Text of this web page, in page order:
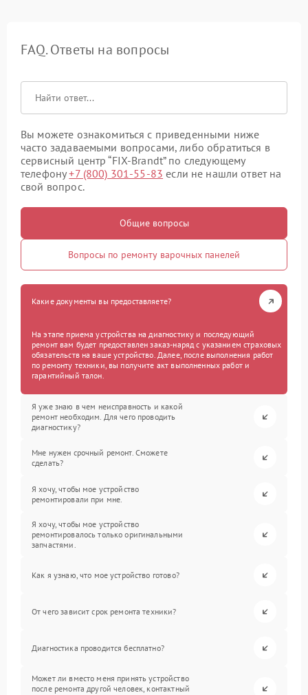
FAQ. Ответы на вопросы
Вы можете ознакомиться с приведенными ниже
часто задаваемыми вопросами, либо обратиться в
сервисный центр “FIX-Brandt” по следующему
телефону+7 (800) 301-55-83 если не нашли ответ на
свой вопрос.
Общие вопросы
Вопросы по ремонту варочных панелей
Какие документы вы предоставляете?
На этапе приема устройства на диагностику и последующий
ремонт вам будет предоставлен заказ-наряд с указанием страховых
обязательств на ваше устройство. Далее, после выполнения работ
по ремонту техники, вы получите акт выполненных работ и
гарантийный талон.
Я уже знаю в чем неисправность и какой
ремонт необходим. Для чего проводить
диагностику?
Мне нужен срочный ремонт. Сможете
сделать?
Я хочу, чтобы мое устройство
ремонтировали при мне.
Я хочу, чтобы мое устройство
ремонтировалось только оригинальными
запчастями.
Как я узнаю, что мое устройство готово?
От чего зависит срок ремонта техники?
Диагностика проводится бесплатно?
Может ли вместо меня принять устройство
после ремонта другой человек, контактный